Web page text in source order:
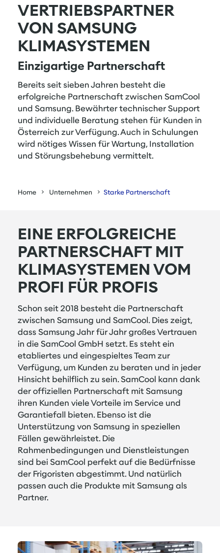
VERTRIEBSPARTNER
VON SAMSUNG
KLIMASYSTEMEN
Einzigartige Partnerschaft
Bereits seit sieben Jahren besteht die
erfolgreiche Partnerschaft zwischen SamCool
und Samsung. Bewährter technischer Support
und individuelle Beratung stehen für Kunden in
Österreich zur Verfügung. Auch in Schulungen
wird nötiges Wissen für Wartung, Installation
und Störungsbehebung vermittelt.
Home Unternehmen Starke Partnerschaft
EINE ERFOLGREICHE
PARTNERSCHAFT MIT
KLIMASYSTEMEN VOM
PROFI FÜR PROFIS
Schon seit 2018 besteht die Partnerschaft
zwischen Samsung und SamCool. Dies zeigt,
dass Samsung Jahr für Jahr großes Vertrauen
in die SamCool GmbH setzt. Es steht ein
etabliertes und eingespieltes Team zur
Verfügung, um Kunden zu beraten und in jeder
Hinsicht behilflich zu sein. SamCool kann dank
der offiziellen Partnerschaft mit Samsung
ihren Kunden viele Vorteile im Service und
Garantiefall bieten. Ebenso ist die
Unterstützung von Samsung in speziellen
Fällen gewährleistet. Die
Rahmenbedingungen und Dienstleistungen
sind bei SamCool perfekt auf die Bedürfnisse
der Frigoristen abgestimmt. Und natürlich
passen auch die Produkte mit Samsung als
Partner.